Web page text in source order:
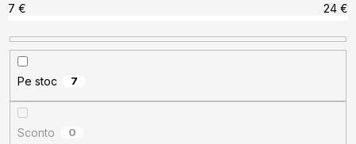
a
p
r
o
d
u
7 € 24 €
Pe stoc 7
Sconto 0